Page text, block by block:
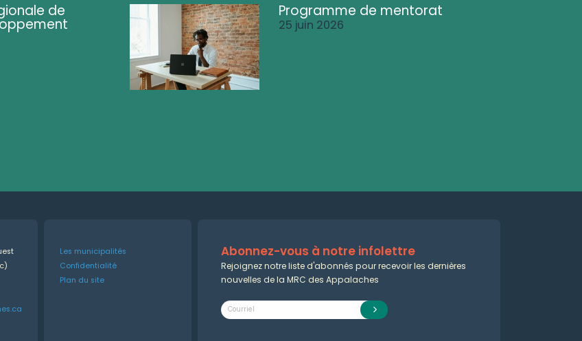
de Programme de mentorat
25 juin 2026
Les municipalités
Confidentialité
Plan du site
Abonnez-vous à notre infolettre
Rejoignez notre liste d'abonnés pour recevoir les dernières
nouvelles de la MRC des Appalaches